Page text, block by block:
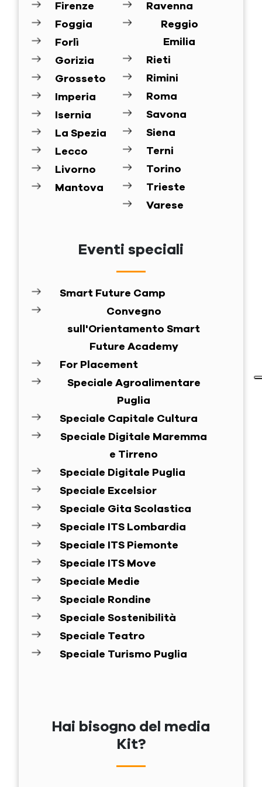
Firenze
Foggia
Forlì
Gorizia
Grosseto
Imperia
Isernia
La Spezia
Lecco
Livorno
Mantova
Ravenna
Reggio
Emilia
Rieti
Rimini
Roma
Savona
Siena
Terni
Torino
Trieste
Varese
Eventi speciali
Smart Future Camp
Convegno
sull'Orientamento Smart
Future Academy
For Placement
Speciale Agroalimentare
Puglia
Speciale Capitale Cultura
Speciale Digitale Maremma
e Tirreno
Speciale Digitale Puglia
Speciale Excelsior
Speciale Gita Scolastica
Speciale ITS Lombardia
Speciale ITS Piemonte
Speciale ITS Move
Speciale Medie
Speciale Rondine
Speciale Sostenibilità
Speciale Teatro
Speciale Turismo Puglia
Hai bisogno del media
Kit?